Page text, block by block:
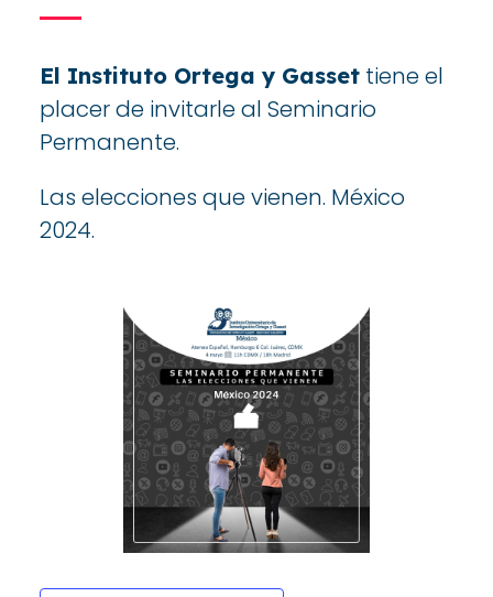
El Instituto Ortega y Gasset tiene el
placer de invitarle al Seminario
Permanente.
Las elecciones que vienen. México
2024.